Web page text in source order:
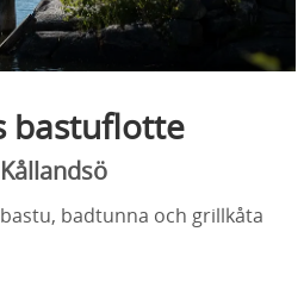
bastuflotte
Kållandsö
badtunna och grillkåta